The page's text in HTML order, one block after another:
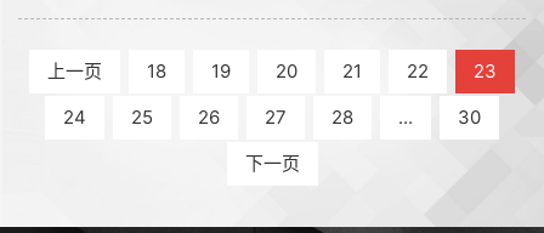
于是就跟名杰装饰联系。在沟通过程中，他们的专业
度是非常高的，能够给出很多建议，在细节上面的处
上一页 18 19 20 21 22
23
24
25 26 27 28 ...
30
下一页